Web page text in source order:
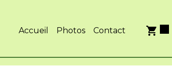
Accueil Photos Contact